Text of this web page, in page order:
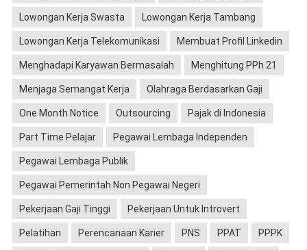
Lowongan Kerja Swasta Lowongan Kerja Tambang
Lowongan Kerja Telekomunikasi Membuat Profil Linkedin
Menghadapi Karyawan Bermasalah Menghitung PPh 21
Menjaga Semangat Kerja Olahraga Berdasarkan Gaji
One Month Notice Outsourcing Pajak di Indonesia
Part Time Pelajar Pegawai Lembaga Independen
Pegawai Lembaga Publik
Pegawai Pemerintah Non Pegawai Negeri
Pekerjaan Gaji Tinggi Pekerjaan Untuk Introvert
Pelatihan Perencanaan Karier PNS PPAT PPPK